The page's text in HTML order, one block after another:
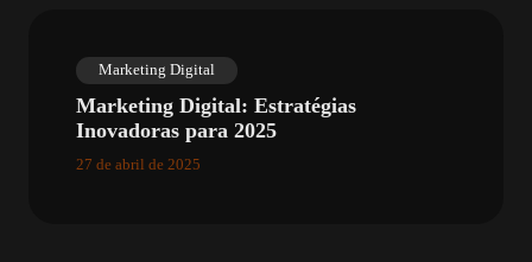
Marketing Digital
Marketing Digital: Estratégias
Inovadoras para 2025
27 de abril de 2025